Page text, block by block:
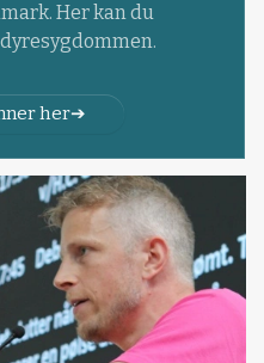
Her kan du
her